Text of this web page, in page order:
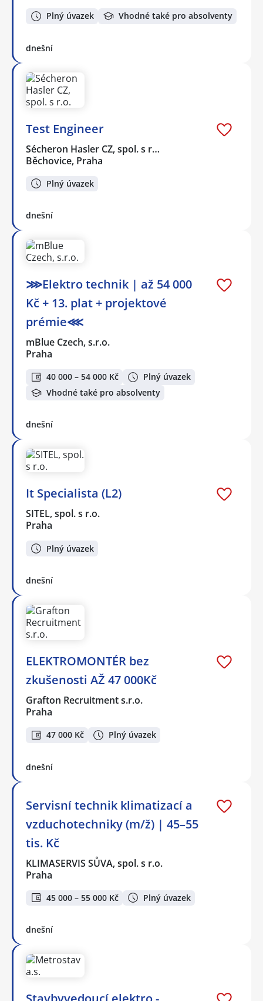
Plný úvazek Vhodné také pro absolventy
dnešní
Test Engineer
Sécheron Hasler CZ, spol. s r…
Běchovice, Praha
Plný úvazek
dnešní
⋙Elektro technik | až 54 000
Kč + 13. plat + projektové
prémie⋘
mBlue Czech, s.r.o.
Praha
40 000 – 54 000 Kč
Plný úvazek
Vhodné také pro absolventy
dnešní
It Specialista (L2)
SITEL, spol. s r.o.
Praha
Plný úvazek
dnešní
ELEKTROMONTÉR bez
zkušenosti AŽ 47 000Kč
Grafton Recruitment s.r.o.
Praha
47 000 Kč Plný úvazek
dnešní
Servisní technik klimatizací a
vzduchotechniky (m/ž) | 45–55
tis. Kč
KLIMASERVIS SŮVA, spol. s r.o.
Praha
45 000 – 55 000 Kč Plný úvazek
dnešní